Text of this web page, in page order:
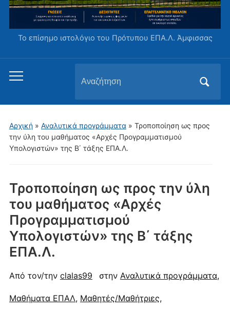
Το επίσημο ιστολόγιο του Πρότυπου ΕΠΑ.Λ. Άμφισσας
Εναλλαγή
μενού
για
κινητά
για:
Αρχική» Αναλυτικά προγράμματα » Τροποποίηση ως προς
την ύλη του μαθήματος «Αρχές Προγραμματισμού
Υπολογιστών» της Β΄ τάξης ΕΠΑ.Λ.
Τροποποίηση ως προς την ύλη
του μαθήματος «Αρχές
Προγραμματισμού
Υπολογιστών» της Β΄ τάξης
ΕΠΑ.Λ.
Από τον/την clalas99 στην Αναλυτικά προγράμματα,
Μαθήματα ΕΠΑΛ, Μαθητές/Μαθήτριες,